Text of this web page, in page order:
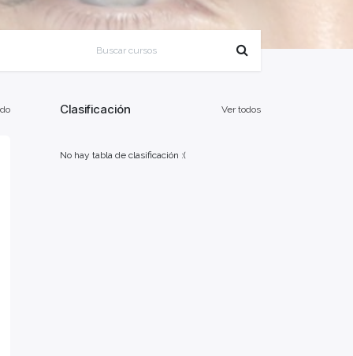
Ver todos
Clasificación
No hay tabla de clasificación :(